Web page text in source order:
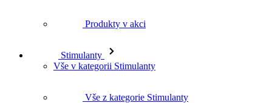
Produkty v akci
Stimulanty
Vše v kategorii Stimulanty
Vše z kategorie Stimulanty